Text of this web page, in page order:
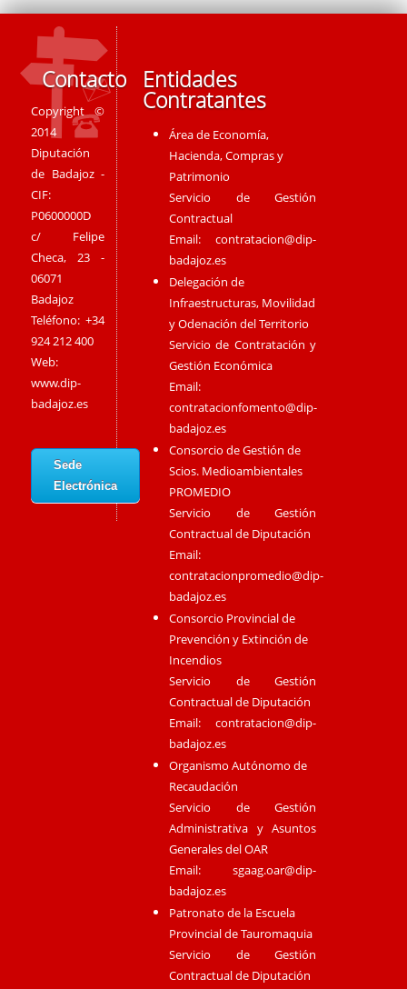
Contacto
Copyright ©
2014
Diputación
de Badajoz -
CIF:
P0600000D
c/ Felipe
Checa, 23 -
06071
Badajoz
Teléfono: +34
924 212 400
Web:
www.dip-
badajoz.es
Sede
Electrónica
Entidades
Contratantes
Área de Economía,
Hacienda, Compras y
Patrimonio
Servicio de Gestión
Contractual
Email:contratacion@dip-
badajoz.es
Delegación de
Infraestructuras, Movilidad
y Odenación del Territorio
Servicio de Contratación y
Gestión Económica
Email:
contratacionfomento@dip-
badajoz.es
Consorcio de Gestión de
Scios. Medioambientales
PROMEDIO
Servicio de Gestión
Contractual de Diputación
Email:
contratacionpromedio@dip-
badajoz.es
Consorcio Provincial de
Prevención y Extinción de
Incendios
Servicio de Gestión
Contractual de Diputación
Email:contratacion@dip-
badajoz.es
Organismo Autónomo de
Recaudación
Servicio de Gestión
Administrativa y Asuntos
Generales del OAR
Email:sgaag.oar@dip-
badajoz.es
Patronato de la Escuela
Provincial de Tauromaquia
Servicio de Gestión
Contractual de Diputación